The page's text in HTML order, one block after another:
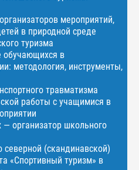
мероприятий,
в природной среде
туризма
обучающихся в
методология, инструменты,
травматизма
работы с учащимися в
организатор школьного
северной (скандинавской)
«Спортивный туризм» в